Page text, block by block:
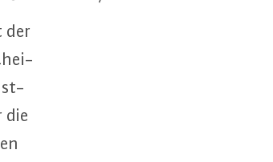
der
die